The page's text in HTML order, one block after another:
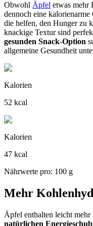
Obwohl Äpfel etwas mehr
dennoch eine
die helfen, den Hunger zu
knackige Textur sind
gesunden Snack-Option
allgemeine Gesundheit
Kalorien
52 kcal
Kalorien
47 kcal
Nährwerte pro: 100 g
Mehr
Äpfel enthalten leicht
natürlichen Energieschub